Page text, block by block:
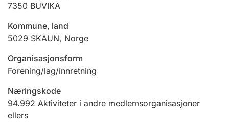
Ektepaktveileder
Offentlig sektor
Andre tema
7350 BUVIKA
Kommune, land
5029 SKAUN, Norge
Organisasjonsform
Forening/lag/innretning
Næringskode
94.992 Aktiviteter i andre medlemsorganisasjoner
ellers